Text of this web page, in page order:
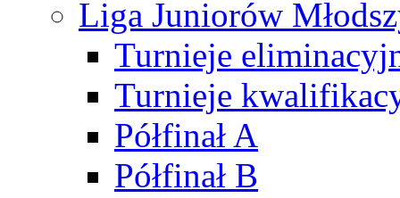
Liga Juniorów
Turnieje
Turnieje
Półfinał A
Półfinał B